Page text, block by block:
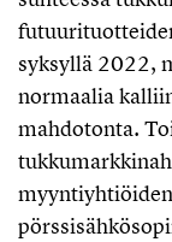
syksyllä 2022,
normaalia
mahdotonta.